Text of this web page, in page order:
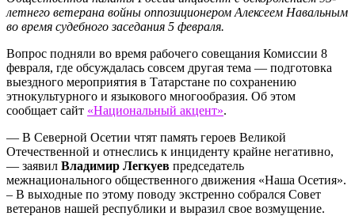
летнего ветерана войны оппозиционером Алексеем Навальным
во время судебного заседания 5 февраля.
Вопрос подняли во время рабочего совещания Комиссии 8
февраля, где обсуждалась совсем другая тема — подготовка
выездного мероприятия в Татарстане по сохранению
этнокультурного и языкового многообразия. Об этом
сообщает сайт «Национальный акцент».
— В Северной Осетии чтят память героев Великой
Отечественной и отнеслись к инциденту крайне негативно,
— заявил Владимир Легкуев председатель
межнационального общественного движения «Наша Осетия».
– В выходные по этому поводу экстренно собрался Совет
ветеранов нашей республики и выразил свое возмущение.